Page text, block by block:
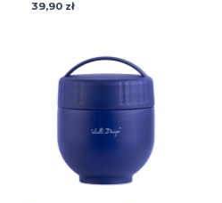
39,90 zł